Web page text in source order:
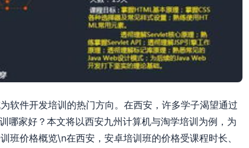
软件开发培训的热门方向。在西安，许多学子渴望通过
哪家好？本文将以西安九州计算机与淘学培训为例，为
价格概览\n在西安，安卓培训班的价格受课程时长、